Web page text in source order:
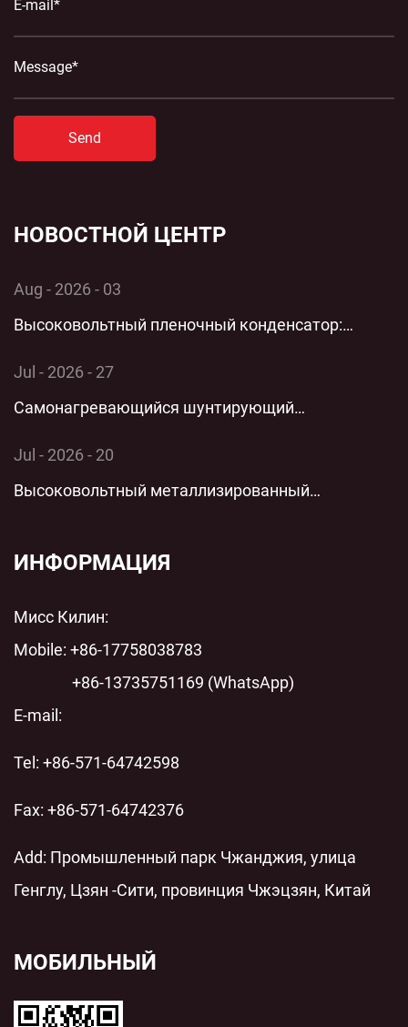
Send
НОВОСТНОЙ ЦЕНТР
Aug - 2026 - 03
Высоковольтный пленочный конденсатор:
Jul - 2026 - 27
Самонагревающийся шунтирующий
защиты для современных энергосистем
Jul - 2026 - 20
Высоковольтный металлизированный
пленочный конденсатор переменного тока с
современных энергосистем
ИНФОРМАЦИЯ
Мисс Килин:
Mobile: +86-17758038783
+86-13735751169 (WhatsApp)
E-mail:
Tel: +86-571-64742598
Fax: +86-571-64742376
Add: Промышленный парк Чжанджия, улица
Генглу, Цзян -Сити, провинция Чжэцзян, Китай
МОБИЛЬНЫЙ